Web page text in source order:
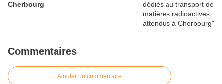
Cherbourg
Commentaires
Ajouter un commentaire